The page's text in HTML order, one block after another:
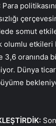
Para
somut
etkileri
oranında
Dünya